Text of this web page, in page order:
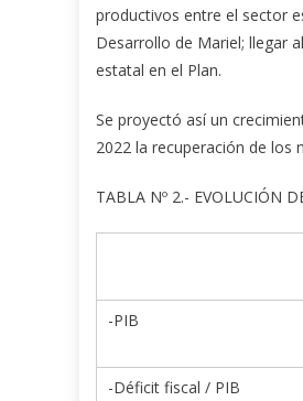
productivos entre el sector
Desarrollo de Mariel; llegar
estatal en el Plan.
Se proyectó así un
2022 la recuperación de los
TABLA Nº 2.- EVOLUCIÓN
-PIB
-Déficit fiscal / PIB